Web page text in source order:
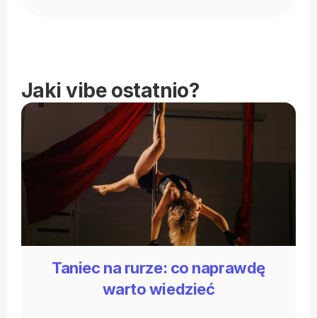
Jaki vibe ostatnio?
Taniec na rurze: co naprawdę
warto wiedzieć